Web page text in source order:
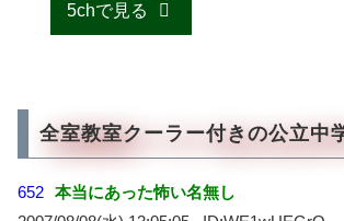
5chで見る
全室教室クーラー付きの公立中
652 本当にあった怖い名無し